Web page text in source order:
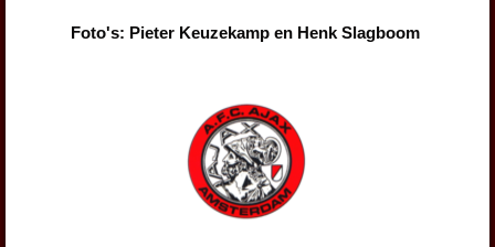
Foto's: Pieter Keuzekamp en Henk Slagboom